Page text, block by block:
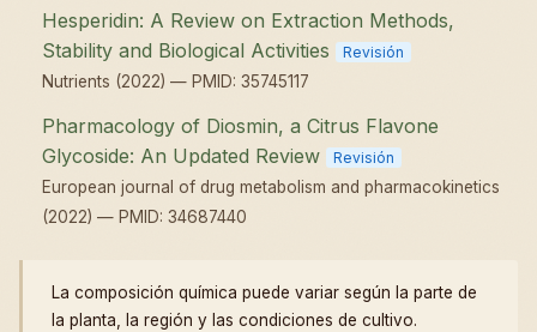
Hesperidin: A Review on Extraction Methods,
Stability and Biological Activities
Revisión
Nutrients (2022) — PMID: 35745117
Pharmacology of Diosmin, a Citrus Flavone
Glycoside: An Updated Review
Revisión
European journal of drug metabolism and pharmacokinetics
(2022) — PMID: 34687440
La composición química puede variar según la parte de
la planta, la región y las condiciones de cultivo.